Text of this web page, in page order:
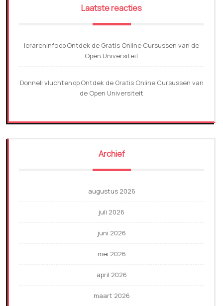
Laatste reacties
lerareninfoopOntdek de Gratis Online Cursussen van de
Open Universiteit
Donnell vluchtenopOntdek de Gratis Online Cursussen van
de Open Universiteit
Archief
augustus 2026
juli 2026
juni 2026
mei 2026
april 2026
maart 2026